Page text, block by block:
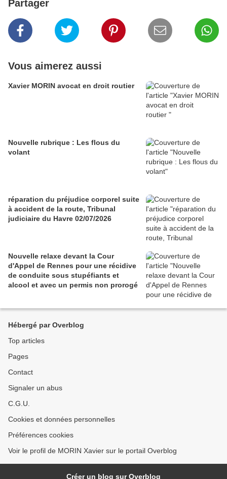
Partager
Vous aimerez aussi
Xavier MORIN avocat en droit routier
Nouvelle rubrique : Les flous du
volant
réparation du préjudice corporel suite
à accident de la route, Tribunal
judiciaire du Havre 02/07/2026
Nouvelle relaxe devant la Cour
d'Appel de Rennes pour une récidive
de conduite sous stupéfiants et
alcool et avec un permis non prorogé
Hébergé par Overblog
Top articles
Pages
Contact
Signaler un abus
C.G.U.
Cookies et données personnelles
Préférences cookies
Voir le profil de MORIN Xavier sur le portail Overblog
Créer un blog sur Overblog